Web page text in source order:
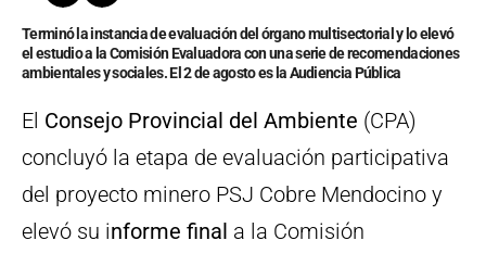
Terminó la instancia de evaluación del órgano multisectorial y lo elevó
el estudio a la Comisión Evaluadora con una serie de recomendaciones
ambientales y sociales. El 2 de agosto es la Audiencia Pública
El Consejo Provincial del Ambiente (CPA)
concluyó la etapa de evaluación participativa
del proyecto minero PSJ Cobre Mendocino y
elevó su informe final a la Comisión